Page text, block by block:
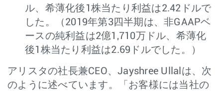
ル、希薄化後1株当たり利益は2.42ドルで
した。（2019年第3四半期は、非GAAPベ
ースの純利益は2億1,710万ドル、希薄化
後1株当たり利益は2.69ドルでした。）
アリスタの社長兼CEO、Jayshree Ullalは、次
のように述べています。「お客様には当社の